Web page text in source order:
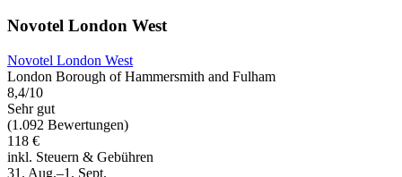
Novotel London West
Novotel London West
London Borough of Hammersmith and Fulham
8,4/10
Sehr gut
(1.092 Bewertungen)
118 €
inkl. Steuern & Gebühren
31. Aug.–1. Sept.